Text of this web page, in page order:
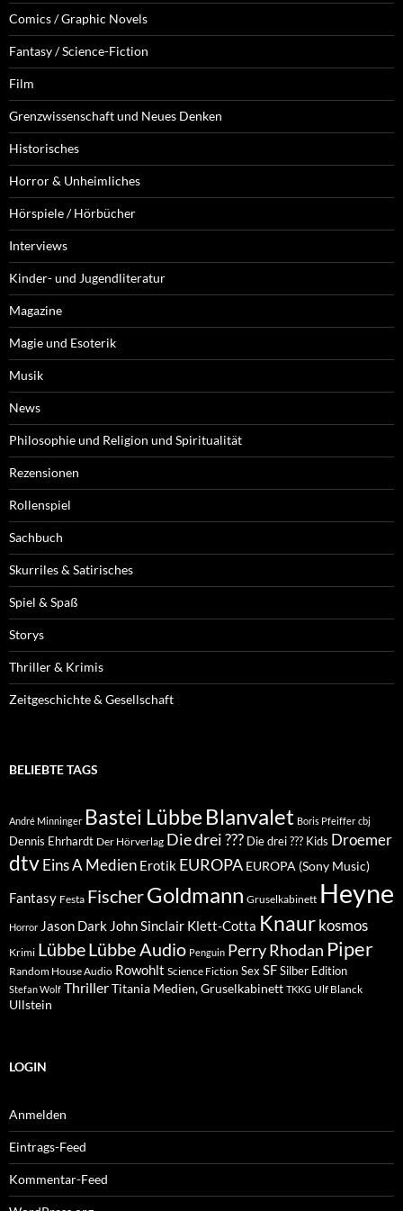
Comics / Graphic Novels
Fantasy / Science-Fiction
Film
Grenzwissenschaft und Neues Denken
Historisches
Horror & Unheimliches
Hörspiele / Hörbücher
Interviews
Kinder- und Jugendliteratur
Magazine
Magie und Esoterik
Musik
News
Philosophie und Religion und Spiritualität
Rezensionen
Rollenspiel
Sachbuch
Skurriles & Satirisches
Spiel & Spaß
Storys
Thriller & Krimis
Zeitgeschichte & Gesellschaft
BELIEBTE TAGS
André Minninger Bastei Lübbe Blanvalet Boris Pfeiffer cbj
Dennis Ehrhardt Der Hörverlag Die drei ??? Die drei ??? Kids Droemer
dtvEins A Medien Erotik EUROPA EUROPA (Sony Music)
Fantasy Festa FischerGoldmann Gruselkabinett Heyne
Horror Jason Dark John Sinclair Klett-Cotta Knaur kosmos
Krimi LübbeLübbe Audio Penguin Perry Rhodan Piper
Random House Audio Rowohlt Science Fiction Sex SFSilber Edition
Stefan Wolf ThrillerTitania Medien, Gruselkabinett TKKG Ulf Blanck
Ullstein
LOGIN
Anmelden
Eintrags-Feed
Kommentar-Feed